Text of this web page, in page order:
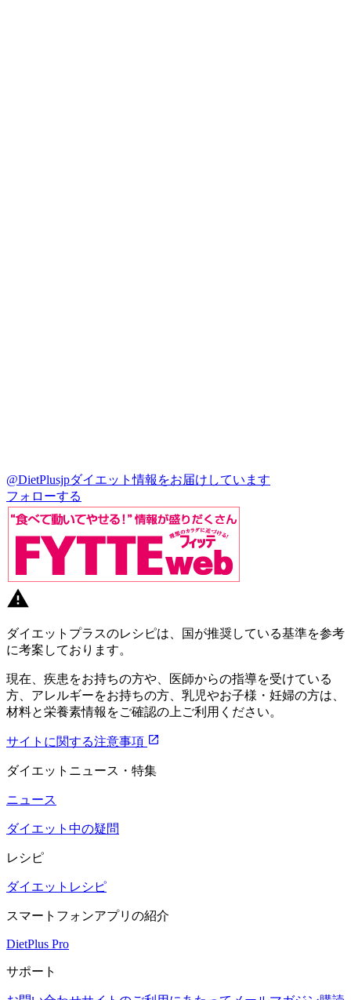
@DietPlusjpダイエット情報をお届けしています
フォローする
ダイエットプラスのレシピは、国が推奨している基準を参考
に考案しております。
現在、疾患をお持ちの方や、医師からの指導を受けている
方、アレルギーをお持ちの方、乳児やお子様・妊婦の方は、
材料と栄養素情報をご確認の上ご利用ください。
サイトに関する注意事項
ダイエットニュース・特集
ニュース
ダイエット中の疑問
レシピ
ダイエットレシピ
スマートフォンアプリの紹介
DietPlus Pro
サポート